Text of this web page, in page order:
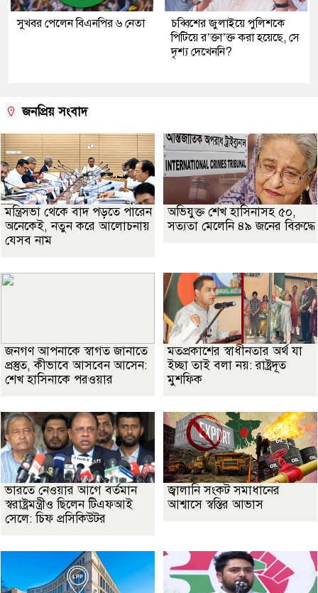
সুখবর পেলেন বিএনপির ৬ নেতা
চব্বিশের জুলাইয়ে পুলিশকে
পিটিয়ে র’ক্তা’ক্ত করা হয়েছে, সে
দৃশ্য দেখেননি?
জনপ্রিয় সংবাদ
মন্ত্রিসভা থেকে বাদ পড়তে পারেন
অনেকেই, নতুন করে আলোচনায়
যেসব নাম
অভিযুক্ত শেখ হাসিনাসহ ৫০,
সত্যতা মেলেনি ৪৯ জনের বিরুদ্ধে
জনগণ আপনাকে স্বাগত জানাতে
প্রস্তুত, কীভাবে আসবেন আসেন:
শেখ হাসিনাকে পরওয়ার
মতপ্রকাশের স্বাধীনতার অর্থ যা
ইচ্ছা তাই বলা নয়: রাষ্ট্রদূত
মুশফিক
ভারতে নেওয়ার আগে বর্তমান
স্বরাষ্ট্রমন্ত্রীও ছিলেন টিএফআই
সেলে: চিফ প্রসিকিউটর
জ্বালানি সংকট সমাধানের
আশ্বাসে স্বস্তির আভাস